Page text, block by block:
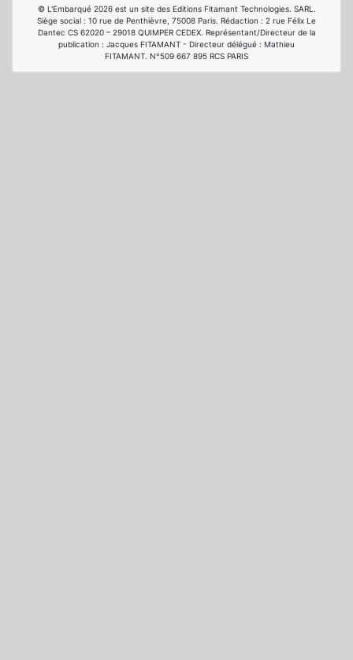
© L'Embarqué 2026 est un site des Editions Fitamant Technologies. SARL.
Siège social : 10 rue de Penthièvre, 75008 Paris. Rédaction : 2 rue Félix Le
Dantec CS 62020 – 29018 QUIMPER CEDEX. Représentant/Directeur de la
publication : Jacques FITAMANT - Directeur délégué : Mathieu
FITAMANT. N°509 667 895 RCS PARIS